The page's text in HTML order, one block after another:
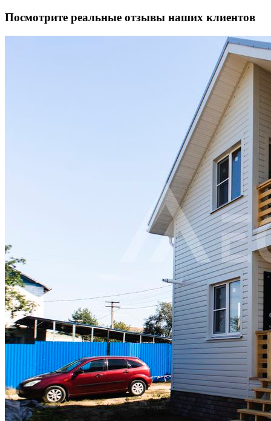
Посмотрите реальные отзывы наших клиентов